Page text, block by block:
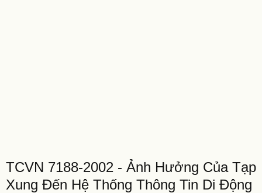
TCVN 7188-2002 - Ảnh Hưởng Của Tạp
Xung Đến Hệ Thống Thông Tin Di Động